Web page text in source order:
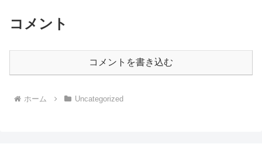
コメント
コメントを書き込む
ホーム Uncategorized